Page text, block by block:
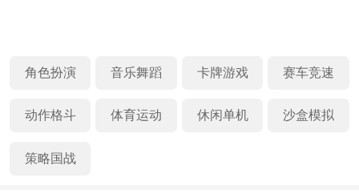
角色扮演 音乐舞蹈 卡牌游戏 赛车竞速
动作格斗 体育运动 休闲单机 沙盒模拟
策略国战